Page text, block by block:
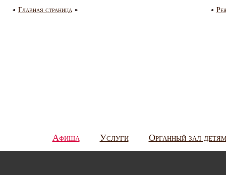
Главная страница
Афиша Услуги Органный зал